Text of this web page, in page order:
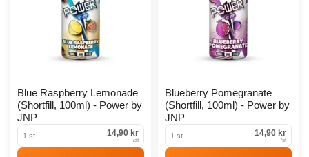
Blue Raspberry Lemonade
(Shortfill, 100ml) - Power by
JNP
1 st 14,90 kr
/st
Blueberry Pomegranate
(Shortfill, 100ml) - Power by
JNP
1 st 14,90 kr
/st